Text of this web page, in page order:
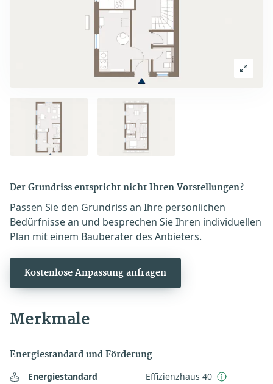
Der Grundriss entspricht nicht Ihren Vorstellungen?
Passen Sie den Grundriss an Ihre persönlichen
Bedürfnisse an und besprechen Sie Ihren individuellen
Plan mit einem Bauberater des Anbieters.
Kostenlose Anpassung anfragen
Merkmale
Energiestandard und Förderung
Energiestandard Effizienzhaus 40